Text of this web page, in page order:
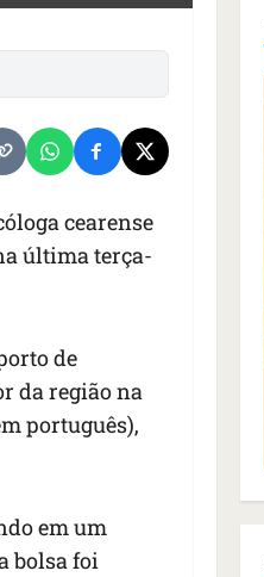
cearense
última terça-
de
da região na
português),
em um
bolsa foi